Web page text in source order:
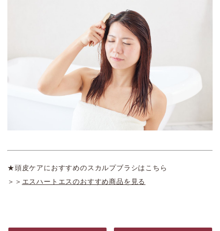
★頭皮ケアにおすすめのスカルプブラシはこちら
＞＞ エスハートエスのおすすめ商品を見る